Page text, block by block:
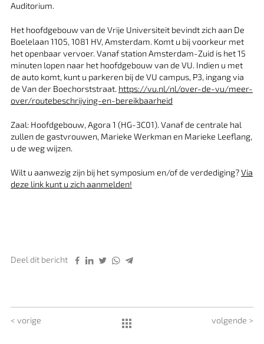
Auditorium.
Het hoofdgebouw van de Vrije Universiteit bevindt zich aan De
Boelelaan 1105, 1081 HV, Amsterdam. Komt u bij voorkeur met
het openbaar vervoer. Vanaf station Amsterdam-Zuid is het 15
minuten lopen naar het hoofdgebouw van de VU. Indien u met
de auto komt, kunt u parkeren bij de VU campus, P3, ingang via
de Van der Boechorststraat. https://vu.nl/nl/over-de-vu/meer-
over/routebeschrijving-en-bereikbaarheid
Zaal: Hoofdgebouw, Agora 1 (HG-3C01). Vanaf de centrale hal
zullen de gastvrouwen, Marieke Werkman en Marieke Leeflang,
u de weg wijzen.
Wilt u aanwezig zijn bij het symposium en/of de verdediging?Via
deze link kunt u zich aanmelden!
Deel dit bericht
< vorige volgende >